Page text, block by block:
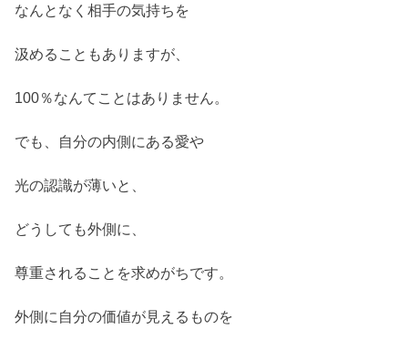
なんとなく相手の気持ちを
汲めることもありますが、
100％なんてことはありません。
でも、自分の内側にある愛や
光の認識が薄いと、
どうしても外側に、
尊重されることを求めがちです。
外側に自分の価値が見えるものを